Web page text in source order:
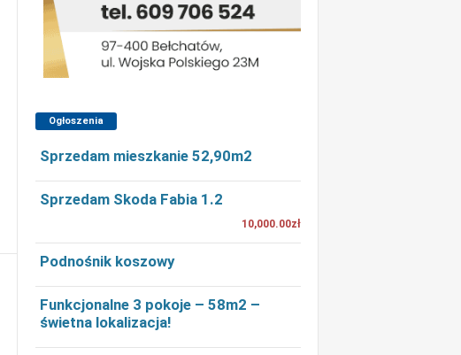
Ogłoszenia
Sprzedam mieszkanie 52,90m2
Sprzedam Skoda Fabia 1.2
10,000.00zł
Podnośnik koszowy
Funkcjonalne 3 pokoje – 58m2 –
świetna lokalizacja!